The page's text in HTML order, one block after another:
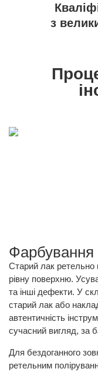
з
Фарбування
Старий лак ретельно
рівну поверхню.
та інші дефекти. У
старий лак або
автентичність
сучасний вигляд, за
Для бездоганного
ретельним